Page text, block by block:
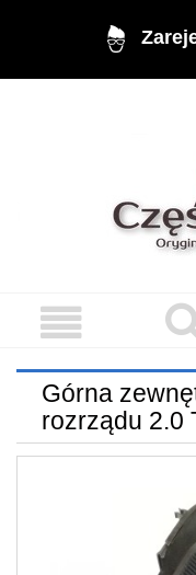
Górna
rozrządu 2.0